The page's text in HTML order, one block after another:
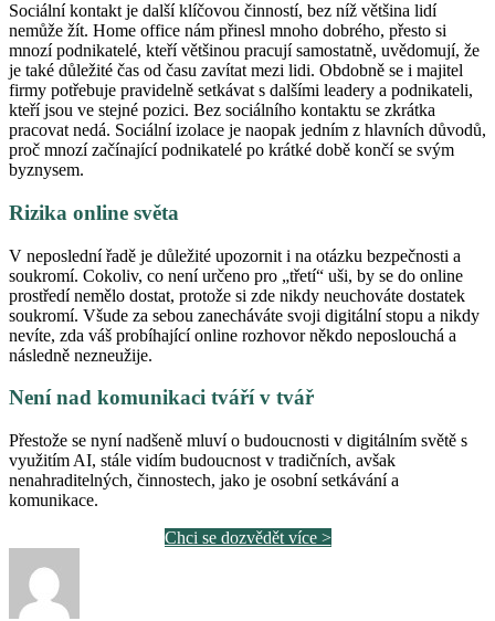
Sociální kontakt je další klíčovou činností, bez níž většina lidí
nemůže žít. Home office nám přinesl mnoho dobrého, přesto si
mnozí podnikatelé, kteří většinou pracují samostatně, uvědomují, že
je také důležité čas od času zavítat mezi lidi. Obdobně se i majitel
firmy potřebuje pravidelně setkávat s dalšími leadery a podnikateli,
kteří jsou ve stejné pozici. Bez sociálního kontaktu se zkrátka
pracovat nedá. Sociální izolace je naopak jedním z hlavních důvodů,
proč mnozí začínající podnikatelé po krátké době končí se svým
byznysem.
Rizika online světa
V neposlední řadě je důležité upozornit i na otázku bezpečnosti a
soukromí. Cokoliv, co není určeno pro „třetí“ uši, by se do online
prostředí nemělo dostat, protože si zde nikdy neuchováte dostatek
soukromí. Všude za sebou zanecháváte svoji digitální stopu a nikdy
nevíte, zda váš probíhající online rozhovor někdo neposlouchá a
následně nezneužije.
Není nad komunikaci tváří v tvář
Přestože se nyní nadšeně mluví o budoucnosti v digitálním světě s
využitím AI, stále vidím budoucnost v tradičních, avšak
nenahraditelných, činnostech, jako je osobní setkávání a
komunikace.
Chci se dozvědět více >